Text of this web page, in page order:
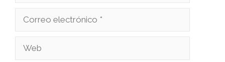
Correo
Web